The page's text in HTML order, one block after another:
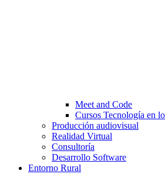
Meet and Code
Cursos Tecnología en
Producción audiovisual
Realidad Virtual
Consultoría
Desarrollo Software
Entorno Rural